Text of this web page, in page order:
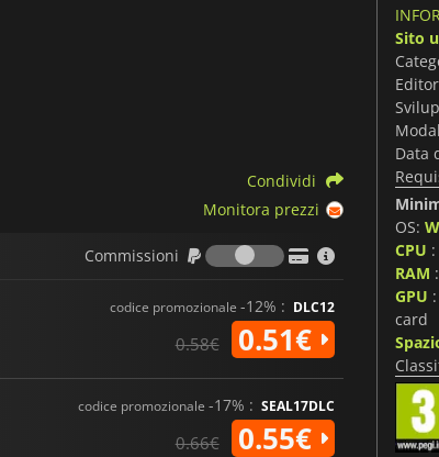
Condividi
Monitora prezzi
Commissioni
Commissioni
codice promozionale -12% : DLC12
0.58€ 0.51€
codice promozionale -17% : SEAL17DLC
0.66€ 0.55€
Sito
Data
OS:
CPU
RAM
GPU
card